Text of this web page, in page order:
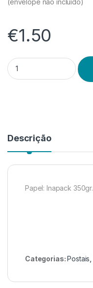
(envelope não incluído)
€1.50
Quantidade de Postal
Descrição
Papel: Inapack 350gr.
Categorias:Postais